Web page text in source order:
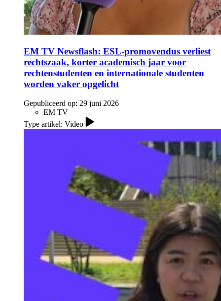
EM TV Newsflash: ESL-promovendus verliest
rechtszaak, korter academisch jaar voor
rechtenstudenten en internationale studenten
worden vaker opgelicht
Gepubliceerd op: 29 juni 2026
EM TV
Type artikel: Video